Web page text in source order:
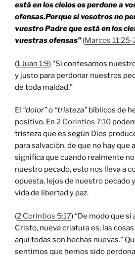
está en los cielos os perdone a
ofensas.Porque si vosotros no
vuestro Padre que está en los
vuestras ofensas”(Marcos 11:25-
(1 Juan 1:9) “Si confesamos
y justo para perdonar nuestros
de toda maldad.”
El “dolor”o “tristeza”bíblicos de
positivo. En 2 Corintios 7:10
tristeza que es según Dios
para salvación, de que no hay
significa que cuando realmente
nuestro pecado, esto nos lleva a
opuesta, lejos de nuestro pecado
vida de libertad y paz.
(2 Corintios 5:17) “De modo que si
Cristo, nueva criatura es; las
aquí todas son hechas nuevas.”
sentimos que hemos sido